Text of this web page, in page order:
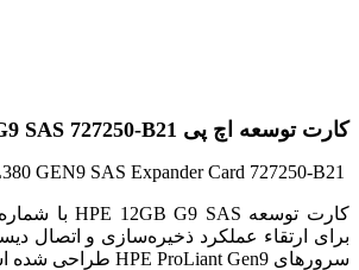
کارت توسعه اچ پی 12GB G9 SAS 727250-B21
سرورهای HPE ProLiant Gen9 طراحی شده است.